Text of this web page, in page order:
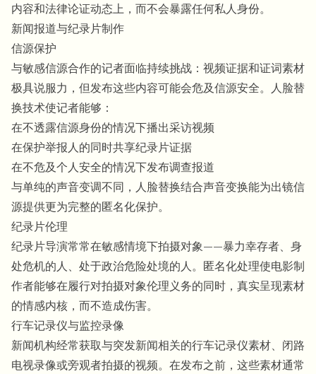
内容和法律论证动态上，而不会暴露任何私人身份。
新闻报道与纪录片制作
信源保护
与敏感信源合作的记者面临持续挑战：视频证据和证词素材
极具说服力，但发布这些内容可能会危及信源安全。人脸替
换技术使记者能够：
在不透露信源身份的情况下播出采访视频
在保护举报人的同时共享纪录片证据
在不危及个人安全的情况下发布调查报道
与单纯的声音变调不同，人脸替换结合声音变换能为出镜信
源提供更为完整的匿名化保护。
纪录片伦理
纪录片导演常常在敏感情境下拍摄对象——暴力幸存者、身
处危机的人、处于政治危险处境的人。匿名化处理使电影制
作者能够在履行对拍摄对象伦理义务的同时，真实呈现素材
的情感内核，而不造成伤害。
行车记录仪与监控录像
新闻机构经常获取与突发新闻相关的行车记录仪素材、闭路
电视录像或旁观者拍摄的视频。在发布之前，这些素材通常